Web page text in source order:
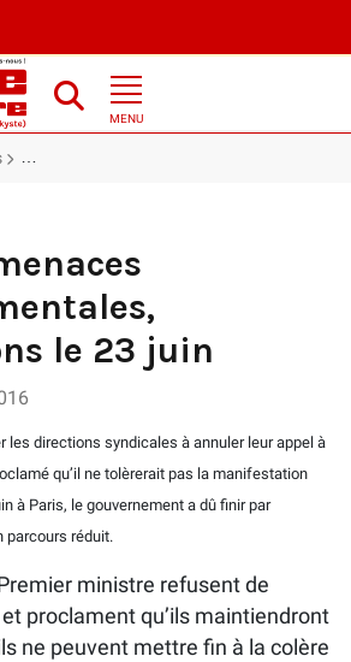
MENU
Face aux menaces gouvernementales,
le 23 juin
les directions syndicales à annuler leur appel à
qu’il ne tolèrerait pas la manifestation
à Paris, le gouvernement a dû finir par
parcours réduit.
ministre refusent de
proclament qu’ils maintiendront
ne peuvent mettre fin à la colère